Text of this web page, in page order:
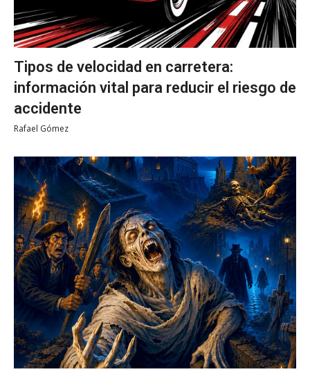
Tipos de velocidad en carretera:
información vital para reducir el riesgo de
accidente
Rafael Gómez